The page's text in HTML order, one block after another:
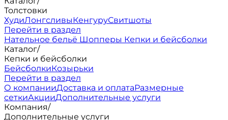
Толстовки
ХудиЛонгсливыКенгуруСвитшоты
Перейти в раздел
Нательное бельё Шопперы Кепки и бейсболки
Каталог/
Кепки и бейсболки
БейсболкиКозырьки
Перейти в раздел
О компанииДоставка и оплатаРазмерные
сеткиАкцииДополнительные услуги
Компания/
Дополнительные услуги